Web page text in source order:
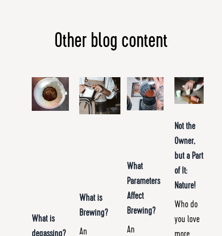
Other blog content
What is
What is
Brewing?
An
What
Parameters
Affect
Brewing?
An
Not the
Owner,
but a Part
of It:
Nature!
Who do
you love